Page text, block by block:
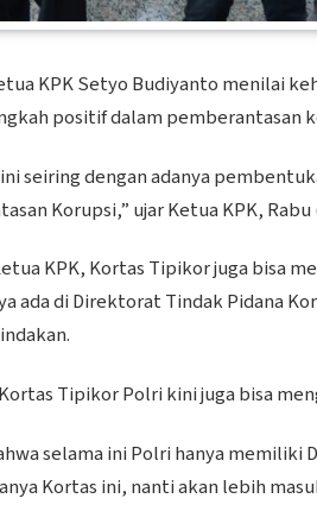
KPK Setyo Budiyanto menilai
positif dalam pemberantasan
seiring dengan adanya
Korupsi,” ujar Ketua KPK, Rabu
KPK, Kortas Tipikor juga bisa
ada di Direktorat Tindak Pidana
Tipikor Polri kini juga bisa
selama ini Polri hanya
Kortas ini, nanti akan lebih